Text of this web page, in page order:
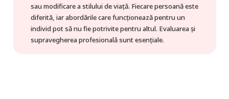
sau modificare a stilului de viață. Fiecare persoană este
diferită, iar abordările care funcționează pentru un
individ pot să nu fie potrivite pentru altul. Evaluarea și
supravegherea profesională sunt esențiale.